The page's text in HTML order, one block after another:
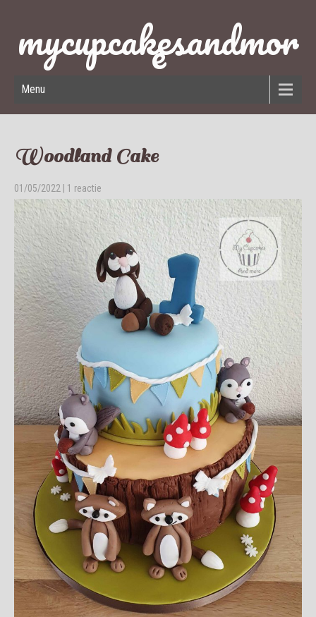
mycupcakesandmor
e
Menu
Woodland Cake
01/05/2022 1 reactie